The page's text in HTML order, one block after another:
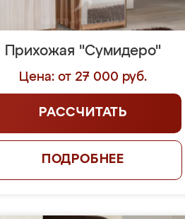
Прихожая "Сумидеро"
Цена: от 27 000 руб.
РАССЧИТАТЬ
ПОДРОБНЕЕ